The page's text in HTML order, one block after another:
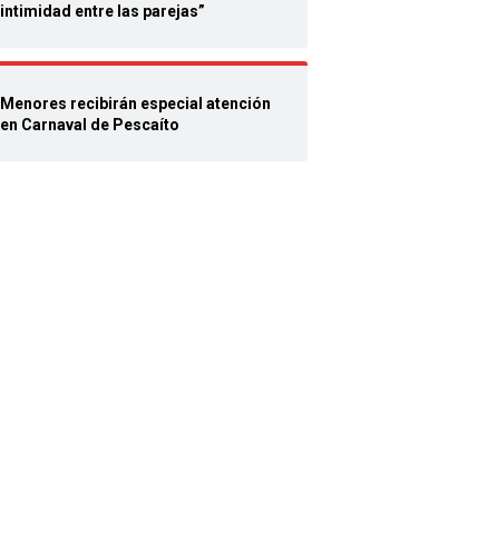
intimidad entre las parejas”
Menores recibirán especial atención
en Carnaval de Pescaíto